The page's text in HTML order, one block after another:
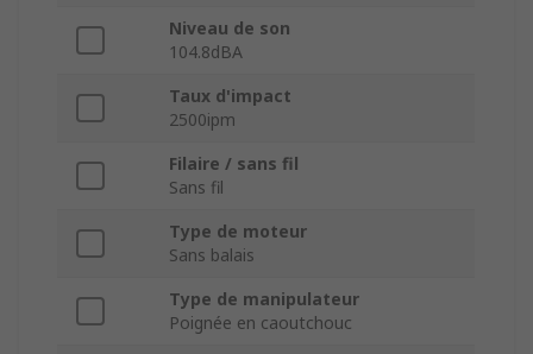
Niveau de son
104.8dBA
Taux d'impact
2500ipm
Filaire / sans fil
Sans fil
Type de moteur
Sans balais
Type de manipulateur
Poignée en caoutchouc